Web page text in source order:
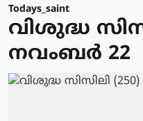
Todays_saint
വിശുദ്ധ
നവംബര്‍ 22